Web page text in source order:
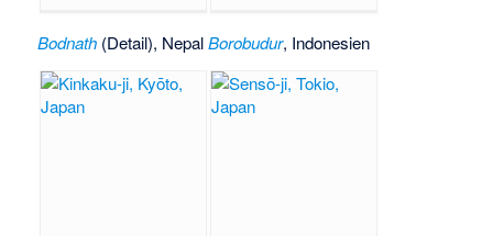
Bodnath (Detail), Nepal Borobudur, Indonesien